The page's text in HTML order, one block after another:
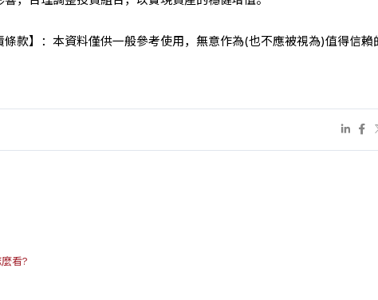
條款】：本資料僅供一般參考使用，無意作為(也不應被視為)值得信賴
看?